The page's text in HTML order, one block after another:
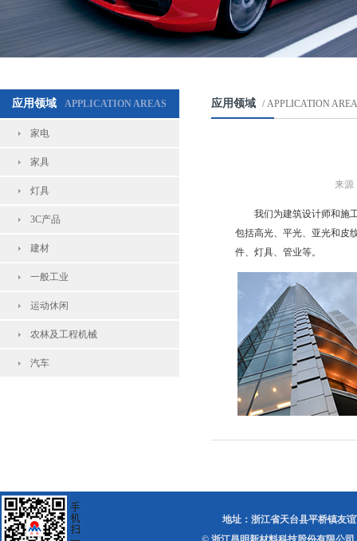
应用领域 APPLICATION AREAS
家电
家具
灯具
3C产品
建材
一般工业
运动休闲
农林及工程机械
汽车
应用领域 / APPLICATION
来
我们为建筑设计师和施
包括高光、平光、亚光和皮
件、灯具、管业等。
地址：浙江省天台县平桥镇友